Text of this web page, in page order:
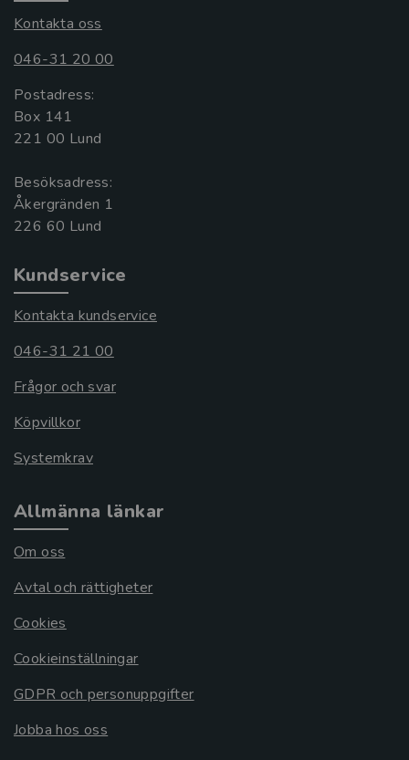
Kontakta oss
046-31 20 00
Postadress:
Box 141
221 00 Lund
Besöksadress:
Åkergränden 1
Kundservice
Kontakta kundservice
046-31 21 00
Frågor och svar
Köpvillkor
Systemkrav
Allmänna länkar
Om oss
Avtal och rättigheter
Cookies
Cookieinställningar
GDPR och personuppgifter
Jobba hos oss